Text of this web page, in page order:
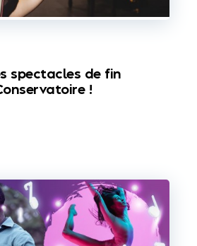
spectacles de fin
!